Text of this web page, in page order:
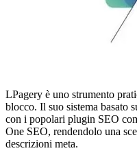
LPagery è uno strumento
blocco. Il suo sistema basato
con i popolari plugin SEO
One SEO, rendendolo una
descrizioni meta.